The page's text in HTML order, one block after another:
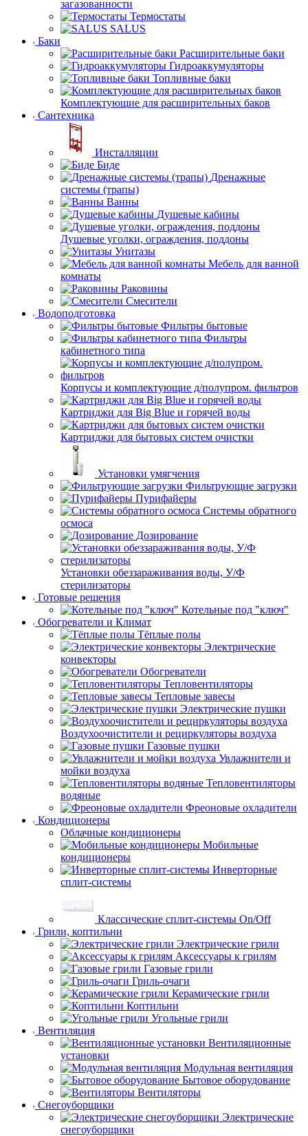
загазованности
Термостаты
SALUS
Баки
Расширительные баки
Гидроаккумуляторы
Топливные баки
Комплектующие для расширительных баков
Сантехника
Инсталляции
Биде
Дренажные
системы (трапы)
Ванны
Душевые кабины
Душевые уголки, ограждения, поддоны
Унитазы
Мебель для ванной
комнаты
Раковины
Смесители
Водоподготовка
Фильтры бытовые
Фильтры
кабинетного типа
Корпусы и комплектующие д/полупром. фильтров
Картриджи для Big Blue и горячей воды
Картриджи для бытовых систем очистки
Установки умягчения
Фильтрующие загрузки
Пурифайеры
Системы обратного
осмоса
Дозирование
Установки обеззараживания воды, У/Ф
стерилизаторы
Готовые решения
Котельные под "ключ"
Обогреватели и Климат
Тёплые полы
Электрические
конвекторы
Обогреватели
Тепловентиляторы
Тепловые завесы
Электрические пушки
Воздухоочистители и рециркуляторы воздуха
Газовые пушки
Увлажнители и
мойки воздуха
Тепловентиляторы
водяные
Фреоновые охладители
Кондиционеры
Облачные кондиционеры
Мобильные
кондиционеры
Инверторные
сплит-системы
Классические сплит-системы On/Off
Грили, коптильни
Электрические грили
Аксессуары к грилям
Газовые грили
Гриль-очаги
Керамические грили
Коптильни
Угольные грили
Вентиляция
Вентиляционные
установки
Модульная вентиляция
Бытовое оборудование
Вентиляторы
Снегоуборщики
Электрические
снегоуборщики